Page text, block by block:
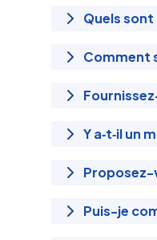
Quels
Comment
Y a‑t‑il un
Proposez-
Puis-je